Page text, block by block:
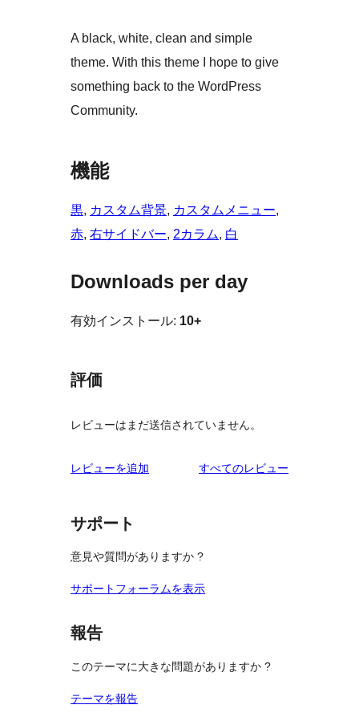
A black, white, clean and simple
theme. With this theme I hope to give
something back to the WordPress
Community.
機能
黒, カスタム背景, カスタムメニュー
赤, 右サイドバー, 2カラム, 白
Downloads per day
有効インストール: 10+
評価
レビューはまだ送信されていません。
レビューを追加 すべてのレビュー
サポート
意見や質問がありますか ?
サポートフォーラムを表示
報告
このテーマに大きな問題がありますか ?
テーマを報告